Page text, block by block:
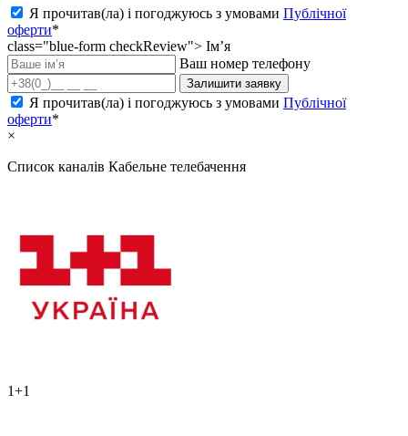
Я прочитав(ла) і погоджуюсь з умовами Публічної
оферти*
class="blue-form checkReview"> Ім’я
Ваш номер телефону
Залишити заявку
Я прочитав(ла) і погоджуюсь з умовами Публічної
оферти*
×
Список каналів Кабельне телебачення
1+1